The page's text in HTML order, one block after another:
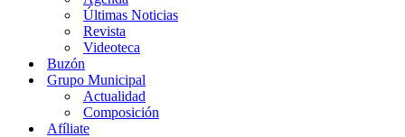
Últimas Noticias
Revista
Videoteca
Buzón
Grupo Municipal
Actualidad
Composición
Afíliate